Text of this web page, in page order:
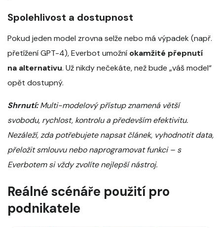
Spolehlivost a dostupnost
Pokud jeden model zrovna selže nebo má výpadek (např.
přetížení GPT-4), Everbot umožní okamžité přepnutí
na alternativu. Už nikdy nečekáte, než bude „váš model“
opět dostupný.
Shrnutí:Multi-modelový přístup znamená větší
svobodu, rychlost, kontrolu a především efektivitu.
Nezáleží, zda potřebujete napsat článek, vyhodnotit data,
přeložit smlouvu nebo naprogramovat funkci – s
Everbotem si vždy zvolíte nejlepší nástroj.
Reálné scénáře použití pro
podnikatele